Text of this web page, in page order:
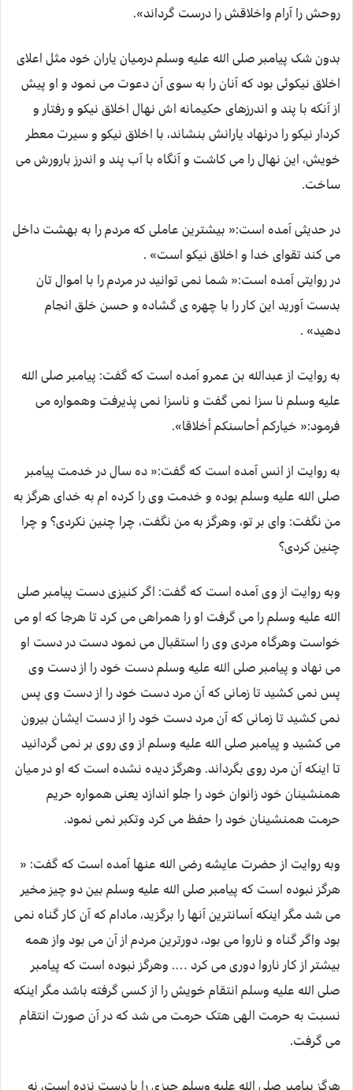
روحش را آرام واخلاقش را درست گرداند».
بدون شک پیامبر صلی الله علیه وسلم درمیان یاران خود مثل اعلای
اخلاق نیکوئی بود که آنان را به سوی آن دعوت می نمود و او پیش
از آنکه با پند و اندرزهای حکیمانه اش نهال اخلاق نیکو و رفتار و
کردار نیکو را درنهاد یارانش بنشاند، با اخلاق نیکو و سیرت معطر
خویش، این نهال را می کاشت و آنگاه با آب پند و اندرز بارورش می
ساخت.
در حدیثی آمده است:« بیشترین عاملی که مردم را به بهشت داخل
می کند تقوای خدا و اخلاق نیکو است» .
در روایتی آمده است:« شما نمی توانید در مردم را با اموال تان
بدست آورید این کار را با چهره ی گشاده و حسن خلق انجام
دهید» .
به روایت از عبدالله بن عمرو آمده است که گفت: پیامبر صلی الله
علیه وسلم نا سزا نمی گفت و ناسزا نمی پذیرفت وهمواره می
فرمود:« خیارکم أحاسنکم أخلاقا».
به روایت از انس آمده است که گفت:« ده سال در خدمت پیامبر
صلی الله علیه وسلم بوده و خدمت وی را کرده ام به خدای هرگز به
من نگفت: وای بر تو، وهرگز به من نگفت، چرا چنین نکردی؟ و چرا
چنین کردی؟
وبه روایت از وی آمده است که گفت: اگر کنیزی دست پیامبر صلی
الله علیه وسلم را می گرفت او را همراهی می کرد تا هرجا که او می
خواست وهرگاه مردی وی را استقبال می نمود دست در دست او
می نهاد و پیامبر صلی الله علیه وسلم دست خود را از دست وی
پس نمی کشید تا زمانی که آن مرد دست خود را از دست وی پس
نمی کشید تا زمانی که آن مرد دست خود را از دست ایشان بیرون
می کشید و پیامبر صلی الله علیه وسلم از وی روی بر نمی گردانید
تا اینکه آن مرد روی بگرداند. وهرگز دیده نشده است که او در میان
همنشینان خود زانوان خود را جلو اندازد یعنی همواره حریم
حرمت همنشینان خود را حفظ می کرد وتکبر نمی نمود.
وبه روایت از حضرت عایشه رضی الله عنها آمده است که گفت: «
هرگز نبوده است که پیامبر صلی الله علیه وسلم بین دو چیز مخیر
می شد مگر اینکه آسانترین آنها را برگزید، مادام که آن کار گناه نمی
بود واگر گناه و ناروا می بود، دورترین مردم از آن می بود واز همه
بیشتر از کار ناروا دوری می کرد …. وهرگز نبوده است که پیامبر
صلی الله علیه وسلم انتقام خویش را از کسی گرفته باشد مگر اینکه
نسبت به حرمت الهی هتک حرمت می شد که در آن صورت انتقام
می گرفت.